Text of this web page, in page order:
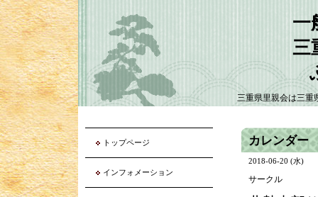
一
三
三重県里親会は三重
カレンダー
2018-06-20 (水)
サークル
トップページ
インフォメーション